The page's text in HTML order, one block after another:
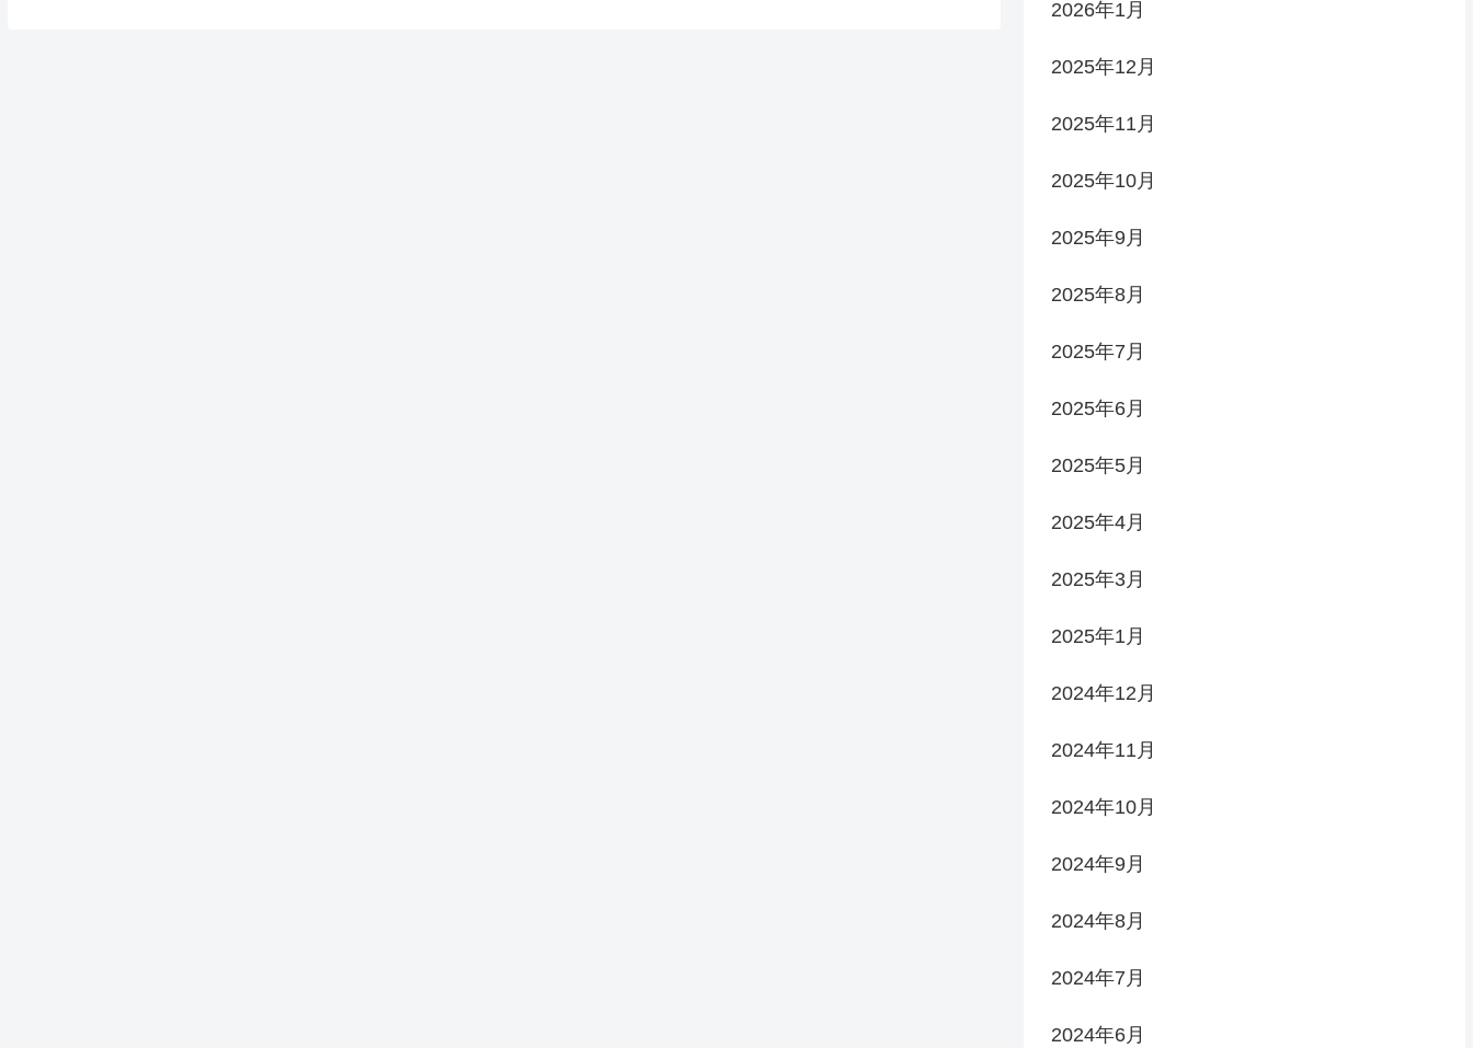
2026年1月
2025年12月
2025年11月
2025年10月
2025年9月
2025年8月
2025年7月
2025年6月
2025年5月
2025年4月
2025年3月
2025年1月
2024年12月
2024年11月
2024年10月
2024年9月
2024年8月
2024年7月
2024年6月